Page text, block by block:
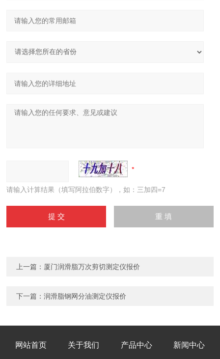
请输入计算结果（填写阿拉伯数字），如：三加四=7
上一篇： 厦门润滑脂万次剪切测定仪报价
下一篇：润滑脂钢网分油测定仪报价
网站首页 关于我们 产品中心 新闻中心